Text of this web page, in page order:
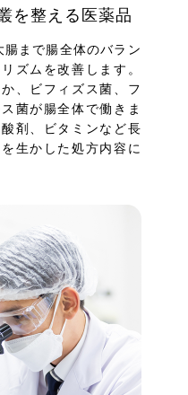
を整える医薬品
まで腸全体のバラン
ズムを改善します。
、ビフィズス菌、フ
菌が腸全体で働きま
剤、ビタミンなど長
生かした処方内容に